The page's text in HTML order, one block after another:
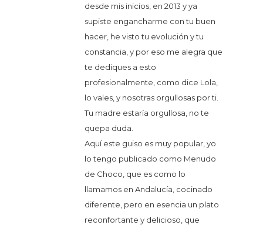
desde mis inicios, en 2013 y ya
supiste engancharme con tu buen
hacer, he visto tu evolución y tu
constancia, y por eso me alegra que
te dediques a esto
profesionalmente, como dice Lola,
lo vales, y nosotras orgullosas por ti.
Tu madre estaría orgullosa, no te
quepa duda.
Aquí este guiso es muy popular, yo
lo tengo publicado como Menudo
de Choco, que es como lo
llamamos en Andalucía, cocinado
diferente, pero en esencia un plato
reconfortante y delicioso, que